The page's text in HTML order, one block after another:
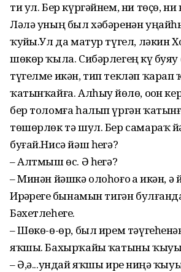
ти ул. Бер күргәйнем, ни төҫө, ни
Ләлә уның был хәбәренән
ҡуйҙы.Ул да матур түгел, ләкин
шөкөр ҡыла. Сибәрлегең күҙ буяу
түгелме икән, тип текләп ҡарап
ҡатынҡайға. Алһыу йөҙлө, оҙон
бер толомға һалып үргән ҡатынға
төшөрлөк тә шул. Бер самараҡ
буғай.Нисә йәш һеҙгә?
– Алтмыш өс. Ә һеҙгә?
– Минән йәшкә олоһоғоҙ ҙа икән, ә
Ирҙәрегеҙ бынамын тигән
Бәхетлеһегеҙ.
– Шөкө-ө-өр, был ирем
яҡшы. Бахырҡайҙы ҡатыны
– Ә,ә...ундай яҡшы ирҙе ниңә